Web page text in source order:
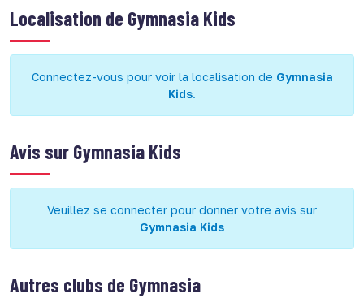
Localisation de Gymnasia Kids
Connectez-vous pour voir la localisation de Gymnasia
Kids.
Avis sur Gymnasia Kids
Veuillez se connecter pour donner votre avis sur
Gymnasia Kids
Autres clubs de Gymnasia